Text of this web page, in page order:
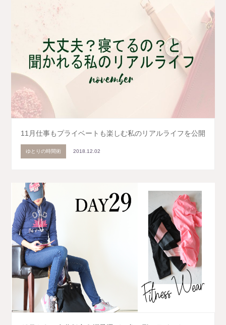
11月仕事もプライベートも楽しむ私のリアルライフを公開
ゆとりの時間術 2018.12.02